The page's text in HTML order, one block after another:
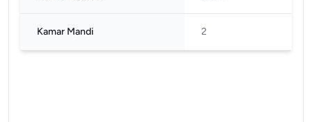
Kamar Mandi 2